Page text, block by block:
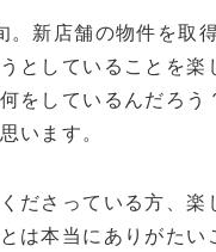
。新店舗の物件を取
としていることを
をしているんだろ
います。
ださっている方、
は本当にありがた